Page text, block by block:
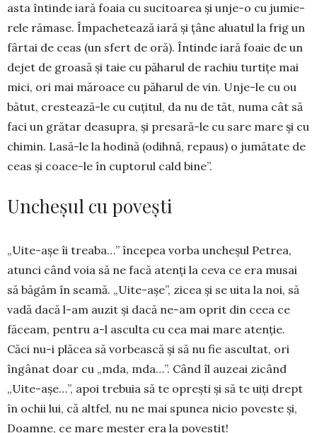
asta întinde iară foaia cu sucitoarea și unje-o cu ju­mie­
rele rămase. Împachetea­ză iară și țâne aluatul la frig un
fârtai de ceas (un sfert de oră). Întinde iară foaie de un
dejet de groa­să și taie cu păharul de rachiu turtițe mai
mici, ori mai măroace cu păharul de vin. Unje-le cu ou
bătut, cres­tea­ză-le cu cuțitul, da nu de tăt, nu­ma cât să
faci un grătar deasu­pra, și pre­sară-le cu sare mare și cu
chimin. Lasă-le la hodină (odihnă, repaus) o jumătate de
ceas și coa­ce-le în cup­torul cald bine”.
Uncheșul cu povești
„Uite-așe îi treaba…” începea vorba uncheșul Petrea,
atunci când voia să ne facă atenți la ceva ce era musai
să băgăm în seamă. „Uite-așe”, zicea și se uita la noi, să
vadă dacă l-am auzit și dacă ne-am oprit din ceea ce
făceam, pentru a-l asculta cu cea mai mare atenție.
Căci nu-i plăcea să vorbească și să nu fie ascultat, ori
îngânat doar cu „mda, mda…”. Când îl auzeai zi­când
„Uite-așe…”, apoi tre­buia să te oprești și să te uiți drept
în ochii lui, că altfel, nu ne mai spunea nicio poveste și,
Doam­ne, ce mare meșter era la povestit!